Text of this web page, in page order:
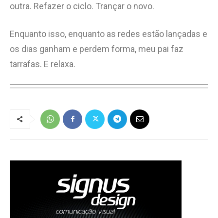
outra. Refazer o ciclo. Trançar o novo.
Enquanto isso, enquanto as redes estão lançadas e
os dias ganham e perdem forma, meu pai faz
tarrafas. E relaxa.